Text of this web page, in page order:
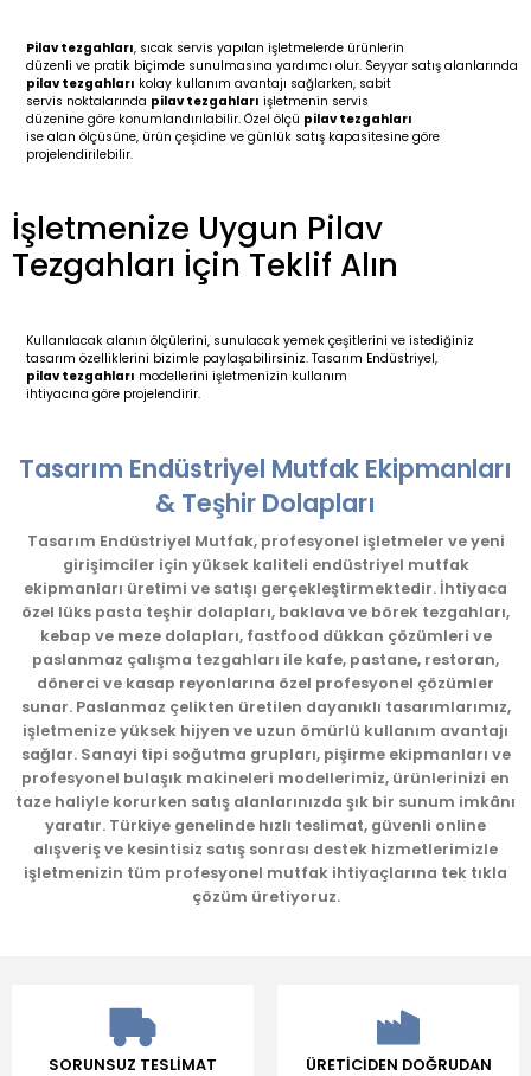
Pilav tezgahları, sıcak servis yapılan işletmelerde ürünlerin
düzenli ve pratik biçimde sunulmasına yardımcı olur. Seyyar satış alanlarında
pilav tezgahları kolay kullanım avantajı sağlarken, sabit
servis noktalarında pilav tezgahları işletmenin servis
düzenine göre konumlandırılabilir. Özel ölçü pilav tezgahları
ise alan ölçüsüne, ürün çeşidine ve günlük satış kapasitesine göre
projelendirilebilir.
İşletmenize Uygun Pilav
Tezgahları İçin Teklif Alın
Kullanılacak alanın ölçülerini, sunulacak yemek çeşitlerini ve istediğiniz
tasarım özelliklerini bizimle paylaşabilirsiniz. Tasarım Endüstriyel,
pilav tezgahları modellerini işletmenizin kullanım
ihtiyacına göre projelendirir.
Tasarım Endüstriyel Mutfak Ekipmanları
& Teşhir Dolapları
Tasarım Endüstriyel Mutfak, profesyonel işletmeler ve yeni
girişimciler için yüksek kaliteli endüstriyel mutfak
ekipmanları üretimi ve satışı gerçekleştirmektedir. İhtiyaca
özel lüks pasta teşhir dolapları, baklava ve börek tezgahları,
kebap ve meze dolapları, fastfood dükkan çözümleri ve
paslanmaz çalışma tezgahları ile kafe, pastane, restoran,
dönerci ve kasap reyonlarına özel profesyonel çözümler
sunar. Paslanmaz çelikten üretilen dayanıklı tasarımlarımız,
işletmenize yüksek hijyen ve uzun ömürlü kullanım avantajı
sağlar. Sanayi tipi soğutma grupları, pişirme ekipmanları ve
profesyonel bulaşık makineleri modellerimiz, ürünlerinizi en
taze haliyle korurken satış alanlarınızda şık bir sunum imkânı
yaratır. Türkiye genelinde hızlı teslimat, güvenli online
alışveriş ve kesintisiz satış sonrası destek hizmetlerimizle
işletmenizin tüm profesyonel mutfak ihtiyaçlarına tek tıkla
çözüm üretiyoruz.
SORUNSUZ TESLİMAT
ÜRETİCİDEN DOĞRUDAN